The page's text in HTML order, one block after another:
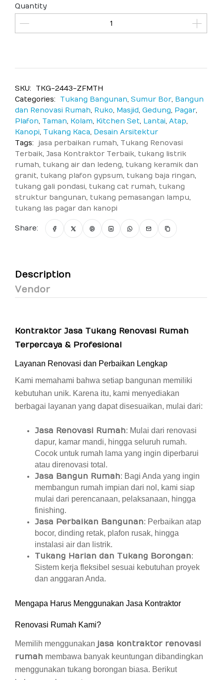
Quantity
SKU:
TKG-2443-ZFMTH
Categories:
Tukang Bangunan, Sumur Bor, Bangun
dan Renovasi Rumah, Ruko, Masjid, Gedung, Pagar,
Plafon, Taman, Kolam, Kitchen Set, Lantai, Atap,
Kanopi, Tukang Kaca, Desain Arsitektur
Tags:
jasa perbaikan rumah, Tukang Renovasi
Terbaik, Jasa Kontraktor Terbaik, tukang listrik
rumah, tukang air dan ledeng, tukang keramik dan
granit, tukang plafon gypsum, tukang baja ringan,
tukang gali pondasi, tukang cat rumah, tukang
struktur bangunan, tukang pemasangan lampu,
tukang las pagar dan kanopi
Share:
Description
Vendor
Kontraktor Jasa Tukang Renovasi Rumah
Terpercaya & Profesional
Layanan Renovasi dan Perbaikan Lengkap
Kami memahami bahwa setiap bangunan memiliki
kebutuhan unik. Karena itu, kami menyediakan
berbagai layanan yang dapat disesuaikan, mulai dari:
Jasa Renovasi Rumah: Mulai dari renovasi
dapur, kamar mandi, hingga seluruh rumah.
Cocok untuk rumah lama yang ingin diperbarui
atau direnovasi total.
Jasa Bangun Rumah: Bagi Anda yang ingin
membangun rumah impian dari nol, kami siap
mulai dari perencanaan, pelaksanaan, hingga
finishing.
Jasa Perbaikan Bangunan: Perbaikan atap
bocor, dinding retak, plafon rusak, hingga
instalasi air dan listrik.
Tukang Harian dan Tukang Borongan:
Sistem kerja fleksibel sesuai kebutuhan proyek
dan anggaran Anda.
Mengapa Harus Menggunakan Jasa Kontraktor
Renovasi Rumah Kami?
Memilih menggunakan jasa kontraktor renovasi
rumah membawa banyak keuntungan dibandingkan
menggunakan tukang borongan biasa. Berikut